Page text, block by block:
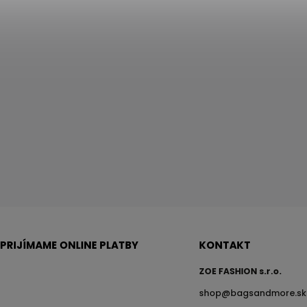
PRIJÍMAME ONLINE PLATBY KONTAKT
ZOE FASHION s.r.o.
shop@bagsandmore.sk